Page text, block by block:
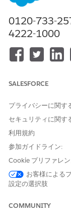
集する
Experience Cloud
商談を使用する
アプリケーシ
択します。
助成金制度を作
必要に応じて項
助成金制度に関
とえば、助成
助成金制度の
0120-733-
4222-1000
SALESFORCE
プライバシーに関す
セキュリティに関す
利用規約
参加ガイドライン:
Cookie プリファレ
お客様による
設定の選択肢
COMMUNITY